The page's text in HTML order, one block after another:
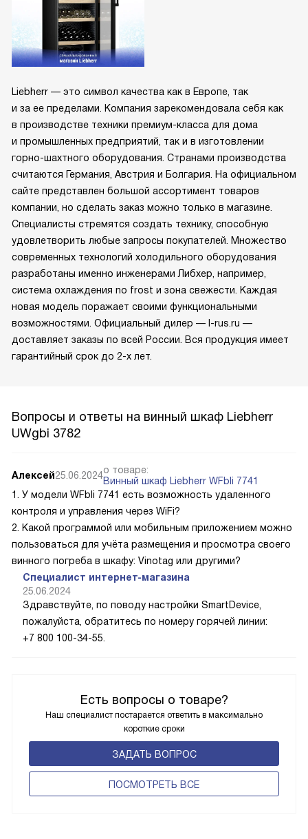
Liebherr — это символ качества как в Европе, так
и за ее пределами. Компания зарекомендовала себя как
в производстве техники премиум-класса для дома
и промышленных предприятий, так и в изготовлении
горно-шахтного оборудования. Странами производства
считаются Германия, Австрия и Болгария. На официальном
сайте представлен большой ассортимент товаров
компании, но сделать заказ можно только в магазине.
Специалисты стремятся создать технику, способную
удовлетворить любые запросы покупателей. Множество
современных технологий холодильного оборудования
разработаны именно инженерами Либхер, например,
система охлаждения no frost и зона свежести. Каждая
новая модель поражает своими функциональными
возможностями. Официальный дилер — l-rus.ru —
доставляет заказы по всей России. Вся продукция имеет
гарантийный срок до 2-х лет.
Вопросы и ответы на винный шкаф Liebherr
UWgbi 3782
Есть вопросы о товаре?
Наш специалист постарается ответить в максимально
короткие сроки
ЗАДАТЬ ВОПРОС
ПОCМОТРЕТЬ ВСЕ
Алексей25.06.2024о товаре:
Винный шкаф Liebherr WFbli 7741
1. У модели WFbli 7741 есть возможность удаленного
контроля и управления через WiFi?
2. Какой программой или мобильным приложением можно
пользоваться для учёта размещения и просмотра своего
винного погреба в шкафу: Vinotag или другими?
Специалист интернет-магазина
25.06.2024
Здравствуйте, по поводу настройки SmartDevice,
пожалуйста, обратитесь по номеру горячей линии:
+7 800 100-34-55.